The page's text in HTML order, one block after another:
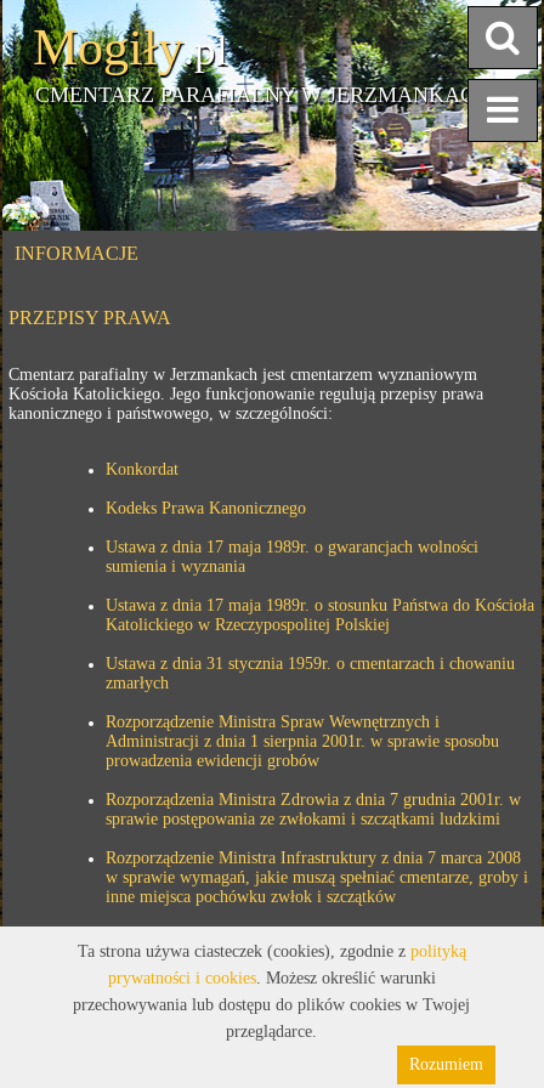
Mogiły.pl
CMENTARZ PARAFIALNY W JERZMANKACH
INFORMACJE
PRZEPISY PRAWA
Cmentarz parafialny w Jerzmankach jest cmentarzem wyznaniowym
Kościoła Katolickiego. Jego funkcjonowanie regulują przepisy prawa
kanonicznego i państwowego, w szczególności:
Konkordat
Kodeks Prawa Kanonicznego
Ustawa z dnia 17 maja 1989r. o gwarancjach wolności
sumienia i wyznania
Ustawa z dnia 17 maja 1989r. o stosunku Państwa do Kościoła
Katolickiego w Rzeczypospolitej Polskiej
Ustawa z dnia 31 stycznia 1959r. o cmentarzach i chowaniu
zmarłych
Rozporządzenie Ministra Spraw Wewnętrznych i
Administracji z dnia 1 sierpnia 2001r. w sprawie sposobu
prowadzenia ewidencji grobów
Rozporządzenia Ministra Zdrowia z dnia 7 grudnia 2001r. w
sprawie postępowania ze zwłokami i szczątkami ludzkimi
Rozporządzenie Ministra Infrastruktury z dnia 7 marca 2008
w sprawie wymagań, jakie muszą spełniać cmentarze, groby i
inne miejsca pochówku zwłok i szczątków
Pliki cookies
Ta strona używa ciasteczek (cookies), zgodnie z polityką
prywatności i cookies. Możesz określić warunki
przechowywania lub dostępu do plików cookies w Twojej
przeglądarce.
Rozumiem